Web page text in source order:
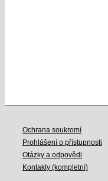
Ochrana soukromí
Prohlášení o přístupnosti
Otázky a odpovědi
Kontakty (kompletní)